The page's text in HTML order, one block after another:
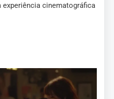
cinematográfica